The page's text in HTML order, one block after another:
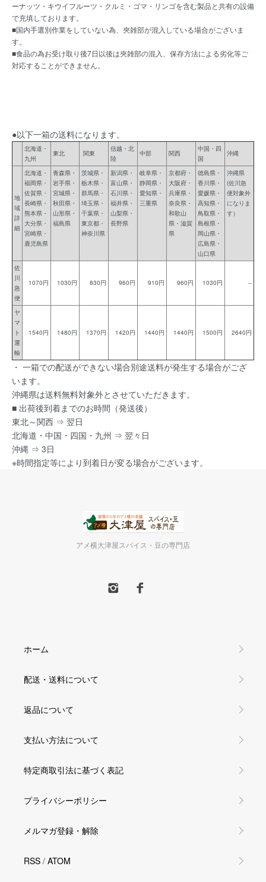
ーナッツ・キウイフルーツ・クルミ・ゴマ・リンゴを含む製品と共有の設備
で充填しております。
■国内手選別作業をしていない為、夾雑部が混入している場合がございま
す。
■食品の為お受け取り後7日以後は夾雑部の混入、保存方法による劣化等ご
対応することができません。
●以下一箱の送料になります。
北海道・
九州
東北 関東
信越・北
陸
中部 関西
中国・四
国
沖縄
地
域
詳
細
北海道・
福岡県・
佐賀県・
長崎県・
熊本県・
大分県・
宮崎県・
鹿児島県
青森県・
岩手県・
宮城県・
秋田県・
山形県・
福島県
茨城県・
栃木県・
群馬県・
埼玉県・
千葉県・
東京都・
神奈川県
新潟県・
富山県・
石川県・
福井県・
山梨県・
長野県
岐阜県・
静岡県・
愛知県・
三重県
京都府・
大阪府・
兵庫県・
奈良県・
和歌山
県・滋賀
県
徳島県・
香川県・
愛媛県・
高知県・
鳥取県・
島根県・
岡山県・
広島県・
山口県
沖縄県
(佐川急
便対象外
になりま
す）
佐
川
急
便
1070円 1030円 830円 960円 910円 960円 1030円 --
ヤ
マ
ト
運
輸
1540円 1480円 1370円 1420円 1440円 1440円 1500円 2640円
・ 一箱での配送ができない場合別途送料が発生する場合がござ
います。
沖縄県は送料無料対象外とさせていただきます。
■ 出荷後到着までのお時間（発送後）
東北～関西 ⇒ 翌日
北海道・中国・四国・九州 ⇒ 翌々日
沖縄 ⇒ 3日
※時間指定等により到着日が変る場合がございます。
アメ横大津屋スパイス・豆の専門店
ホーム
配送・送料について
返品について
支払い方法について
特定商取引法に基づく表記
プライバシーポリシー
メルマガ登録・解除
RSS / ATOM